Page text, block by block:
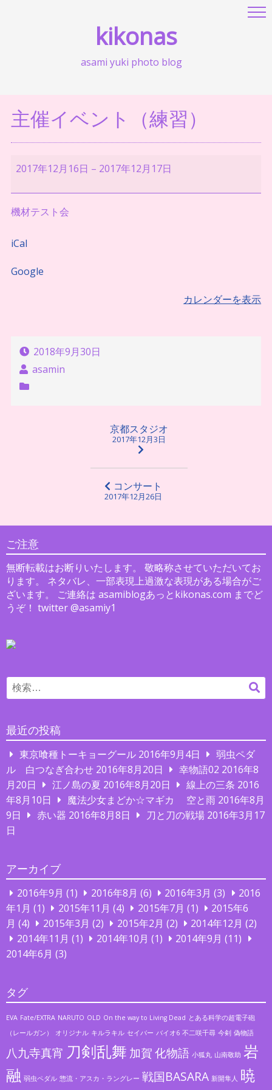
kikonas
asami yuki photo blog
主催イベント（練習）
主
イ
ベ
ト
（練
2017年12月16日 – 2017年12月17日
機材テスト会
iCal
Google
カレンダーを表示
2018年9月30日
asamin
ー
シ
ョ
ン
京都スタジオ
2017年12月3日
コンサート
2017年12月26日
ご注意
無断転載はお断りいたします。 敬略称させていただいてお
ります。 ネタバレ、一部表現上過激な表現がある場合がご
ざいます。 ご連絡は asamiblogあっとkikonas.com までど
うぞ！ twitter @asamiy1
Search
for:
検
最近の投稿
東京喰種トーキョーグール 2016年9月4日
弱虫ペダ
ル 白つなぎ合わせ 2016年8月20日 幸物語02 2016年8
月20日
江ノ島の夏 2016年8月20日 線上の三条 2016
年8月10日
魔法少女まどか☆マギカ 空と雨 2016年8月
9日
赤い器 2016年8月8日 刀と刀の戦場 2016年3月17
日
アーカイブ
2016年9月 (1) 2016年8月 (6) 2016年3月 (3)
2016
年1月 (1) 2015年11月 (4) 2015年7月 (1)
2015年6
月 (4) 2015年3月 (2) 2015年2月 (2) 2014年12月 (2)
2014年11月 (1) 2014年10月 (1) 2014年9月 (11)
2014年6月 (3)
タグ
EVA Fate/EXTRA NARUTO OLD On the way to Living Dead とある科学の超電子砲
（レールガン）
オリジナル キルラキル セイバー バイオ6 不二咲千尋 今剣 偽物語
八九寺真宵 刀剣乱舞 加賀化物語 小狐丸 山南敬助 岩
融 弱虫ペダル 惣流・アスカ・ラングレー 戦国BASARA 新開隼人 暁